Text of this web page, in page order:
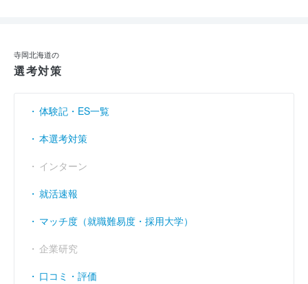
寺岡北海道の
選考対策
体験記・ES一覧
本選考対策
インターン
就活速報
マッチ度（就職難易度・採用大学）
企業研究
口コミ・評価